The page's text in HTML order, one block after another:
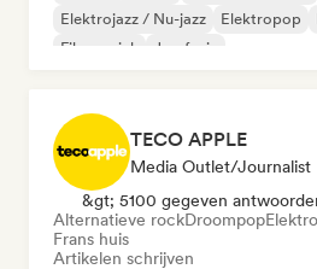
Elektrojazz / Nu-jazz
Elektropop
Filmmuziek
Jazzfusie
TECO APPLE
Media Outlet/Journalist
&gt; 5100 gegeven
Alternatieve rockDroompop
Frans huis
Artikelen schrijven